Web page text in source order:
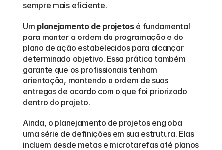
sempre mais eficiente.
Um planejamento de projetos é fundamental
para manter a ordem da programação e do
plano de ação estabelecidos para alcançar
determinado objetivo. Essa prática também
garante que os profissionais tenham
orientação, mantendo a ordem de suas
entregas de acordo com o que foi priorizado
dentro do projeto.
Ainda, o planejamento de projetos engloba
uma série de definições em sua estrutura. Elas
incluem desde metas e microtarefas até planos